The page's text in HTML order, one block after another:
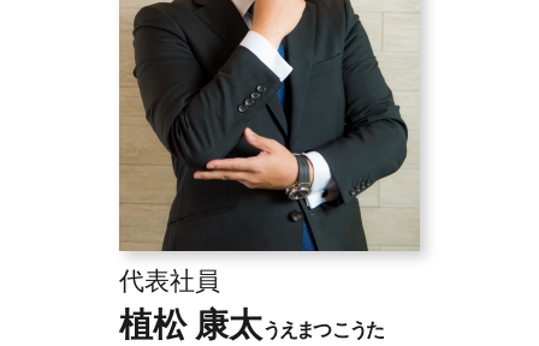
代表社員
植松 康太うえまつ こうた